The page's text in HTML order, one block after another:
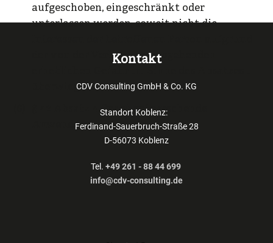
aufgeschoben, eingeschränkt oder
unterlassen werden, soweit nicht die
der von der Verletzung ausgehenden
überwiegen.
§ 42 Absatz 4 findet entsprechende
Anwendung.
Kontakt
CDV Consulting GmbH & Co. KG
Standort Koblenz:
Ferdinand-Sauerbruch-Straße 28
D-56073 Koblenz
Tel. +49 261 - 88 44 699
info@cdv-consulting.de